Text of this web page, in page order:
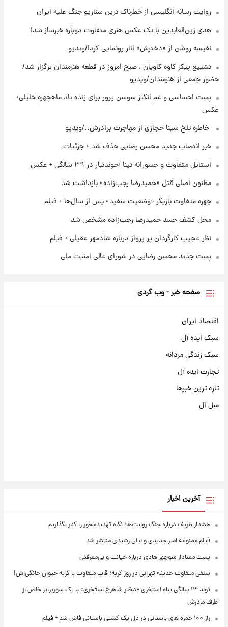
خبر انتصاب جدید محسن رضایی حذف شد +
جزئیات
۱۹ ساعت پیش
پست جدید محسن رضایی در شورای عالی امنیت
ملی
۲۳ ساعت پیش
آتش‌سوزی در لوناپارک شیراز؛ آخرین وضعیت
خواستگار ۵۰ساله شاهدخت لئونور بازداشت شد
روایت رسانه انگلیسی از خطرناک ترین سناریو جنگ علیه ایران
هدی زین‌العابدین با یک عکس هنری متفاوت دوباره خبرساز شد!
نفیسه روشن از «دخترش» انار رونمایی کرد!/ویدیو
تشییع پیکر کاوه کاویان ، صبح امروز در قطعه هنرمندان برگزار شد/
حضور جمعی از هنرمندان/ویدیو
پست احساسی و غم انگیز سوسن پرور برای زنده یاد ماهچهره خلیلی+
عکس
⁨ خاطره تلخ سینا حجازی از مهاجرت برادرش../ویدیو
خبر انتصاب جدید محسن رضایی حذف شد + جزئیات
استایل متفاوت و جسورانه تینا آخوندتبار در ۳۹ سالگی + عکس
مظنون اصلی قتل «حمیدرضا رجب‌زاده» بازداشت شد
چهره متفاوت بازیگر «وضعیت سفید» پس از سال‌ها + فیلم
محل کشف جسد حمیدرضا رجب‌زاده مشخص شد
نظر عجیب کارگردان پر پرواز درباره شادمهر عقیلی + فیلم
پست جدید محسن رضایی در شورای عالی امنیت ملی
صفحه خبر - وب گردی
اقتصاد ایران
سبک ایده آل
سبک زندگی مردانه
تجارت ایده آل
تازه ترین خبرها
مبل ال
آخرین اخبار
هشدار ظریف درباره جنگ روایت‌ها؛ نگاه تهدیدمحور را کنار بگذاریم
فیلم ممنوعه امیر جدیدی و لیلی رشیدی منتشر شد
پست معنادار منوچهر هادی درباره خیانت و بی‌معرفتی
سلفی متفاوت حدیثه تهرانی در روز گربه؛ قاب متفاوت با گربه حیوان خانگی‌اش!
تولد ۱۳ سالگی پناه استخری «دختر شاهرخ استخری» با یک سورپرایز خاص از
طرف مادرش
راز ۱۰۰ خمره های باستانی در دل یک کشتی باستانی فاش شد + فیلم